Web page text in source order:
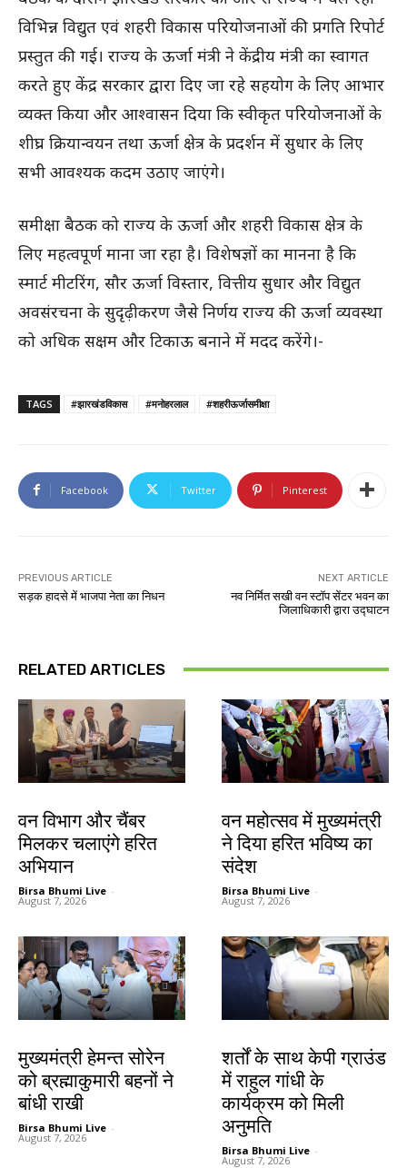
विभिन्न विद्युत एवं शहरी विकास परियोजनाओं की प्रगति रिपोर्ट
प्रस्तुत की गई। राज्य के ऊर्जा मंत्री ने केंद्रीय मंत्री का स्वागत
करते हुए केंद्र सरकार द्वारा दिए जा रहे सहयोग के लिए आभार
व्यक्त किया और आश्वासन दिया कि स्वीकृत परियोजनाओं के
शीघ्र क्रियान्वयन तथा ऊर्जा क्षेत्र के प्रदर्शन में सुधार के लिए
सभी आवश्यक कदम उठाए जाएंगे।
समीक्षा बैठक को राज्य के ऊर्जा और शहरी विकास क्षेत्र के
लिए महत्वपूर्ण माना जा रहा है। विशेषज्ञों का मानना है कि
स्मार्ट मीटरिंग, सौर ऊर्जा विस्तार, वित्तीय सुधार और विद्युत
अवसंरचना के सुदृढ़ीकरण जैसे निर्णय राज्य की ऊर्जा व्यवस्था
को अधिक सक्षम और टिकाऊ बनाने में मदद करेंगे।-
TAGS #झारखंडविकास #मनोहरलाल #शहरीऊर्जासमीक्षा
Facebook Twitter Pinterest
PREVIOUS ARTICLE
सड़क हादसे में भाजपा नेता का निधन
NEXT ARTICLE
नव निर्मित सखी वन स्टॉप सेंटर भवन का
जिलाधिकारी द्वारा उद्घाटन
RELATED ARTICLES
वन विभाग और चैंबर
मिलकर चलाएंगे हरित
अभियान
Birsa Bhumi Live -
August 7, 2026
वन महोत्सव में मुख्यमंत्री
ने दिया हरित भविष्य का
संदेश
Birsa Bhumi Live -
August 7, 2026
मुख्यमंत्री हेमन्त सोरेन
को ब्रह्माकुमारी बहनों ने
बांधी राखी
Birsa Bhumi Live -
August 7, 2026
शर्तों के साथ केपी ग्राउंड
में राहुल गांधी के
कार्यक्रम को मिली
अनुमति
Birsa Bhumi Live -
August 7, 2026